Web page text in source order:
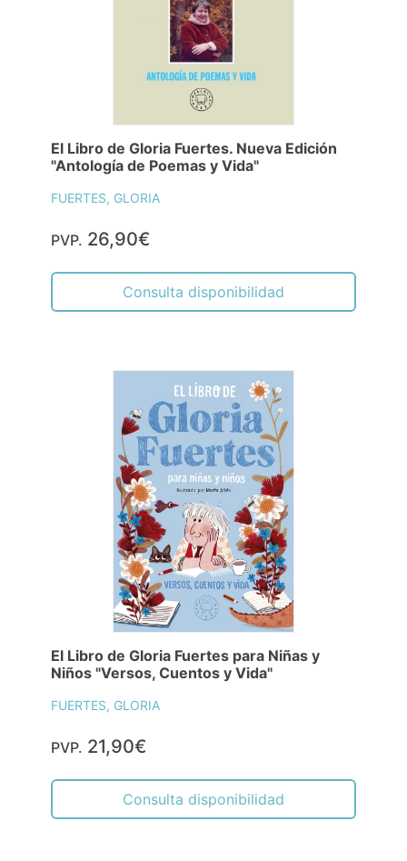
El Libro de Gloria Fuertes. Nueva Edición
"Antología de Poemas y Vida"
FUERTES, GLORIA
PVP. 26,90€
Consulta disponibilidad
El Libro de Gloria Fuertes para Niñas y
Niños "Versos, Cuentos y Vida"
FUERTES, GLORIA
PVP. 21,90€
Consulta disponibilidad